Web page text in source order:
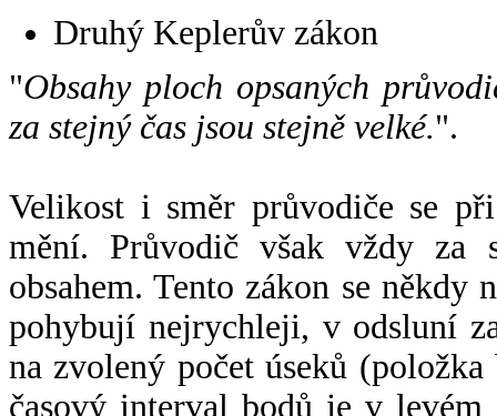
Druhý Keplerův zákon
"Obsahy ploch opsaných
za stejný čas jsou stejně velké.".
Velikost i směr průvodiče se
mění. Průvodič však vždy za
obsahem. Tento zákon se někdy
pohybují nejrychleji, v odsluní
na zvolený počet úseků
časový interval bodů je v